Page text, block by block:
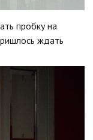
пробку на
ждать